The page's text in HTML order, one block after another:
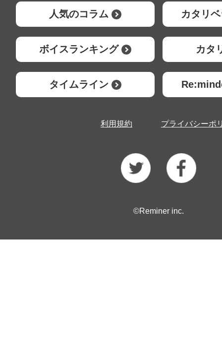
人気のコラム カタリ
ボイスランキング カタ
タイムライン
利用規約 プライバシーポ
©Reminer inc.